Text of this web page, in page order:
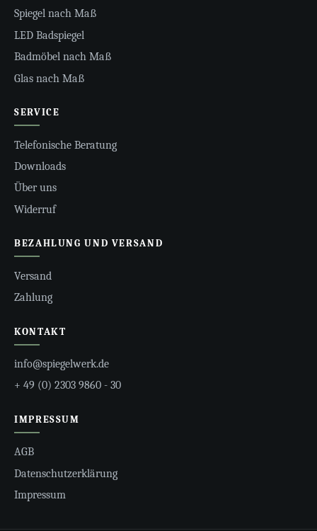
Spiegel nach Maß
LED Badspiegel
Badmöbel nach Maß
Glas nach Maß
SERVICE
Telefonische Beratung
Downloads
Über uns
Widerruf
BEZAHLUNG UND VERSAND
Versand
Zahlung
KONTAKT
info@spiegelwerk.de
+ 49 (0) 2303 9860 - 30
IMPRESSUM
AGB
Datenschutzerklärung
Impressum